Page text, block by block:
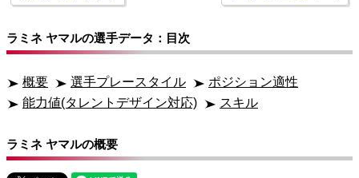
ラミネ ヤマルの選手データ：目次
概要 選手プレースタイル
ポジション適性
能力値(タレントデザイン対応)
スキル
ラミネ ヤマルの概要